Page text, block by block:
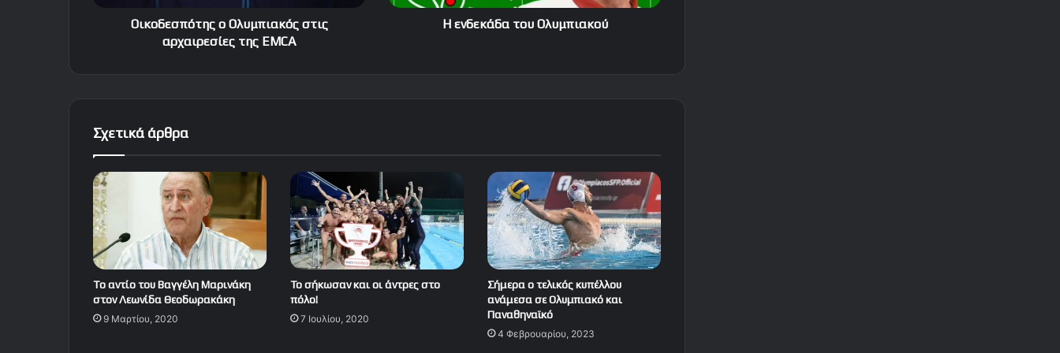
Οικοδεσπότης ο Ολυμπιακός στις
αρχαιρεσίες της ΕΜCA
Η ενδεκάδα του Ολυμπιακού
Σχετικά άρθρα
Tο αντίο του Βαγγέλη Μαρινάκη
στον Λεωνίδα Θεοδωρακάκη
9 Μαρτίου, 2020
Το σήκωσαν και οι άντρες στο
πόλο!
7 Ιουλίου, 2020
Σήμερα ο τελικός κυπέλλου
ανάμεσα σε Ολυμπιακό και
Παναθηναϊκό
4 Φεβρουαρίου, 2023